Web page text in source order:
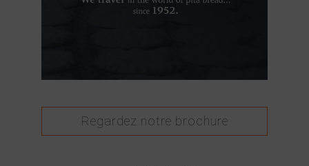
Regardez notre brochure